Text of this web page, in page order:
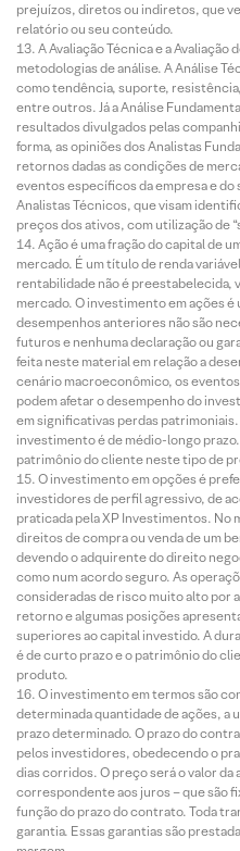
prejuízos, diretos ou indiretos, que
relatório ou seu conteúdo.
A Avaliação Técnica e a
metodologias de análise. A Análise
como tendência, suporte,
entre outros. Já a Análise
resultados divulgados pelas
forma, as opiniões dos Analistas
retornos dadas as condições de
eventos específicos da empresa e
Analistas Técnicos, que visam
preços dos ativos, com utilização de
Ação é uma fração do capital de
mercado. É um título de renda
rentabilidade não é preestabelecida,
mercado. O investimento em ações
desempenhos anteriores não são
futuros e nenhuma declaração ou
feita neste material em relação a
cenário macroeconômico, os
podem afetar o desempenho do
em significativas perdas
investimento é de médio-longo
patrimônio do cliente neste tipo de
O investimento em opções é
investidores de perfil agressivo, de
praticada pela XP Investimentos. No
direitos de compra ou venda de um
devendo o adquirente do direito
como num acordo seguro. As
consideradas de risco muito alto por
retorno e algumas posições
superiores ao capital investido. A
é de curto prazo e o patrimônio do
produto.
O investimento em termos são
determinada quantidade de ações, a
prazo determinado. O prazo do
pelos investidores, obedecendo o
dias corridos. O preço será o valor da
correspondente aos juros – que são
função do prazo do contrato. Toda
garantia. Essas garantias são